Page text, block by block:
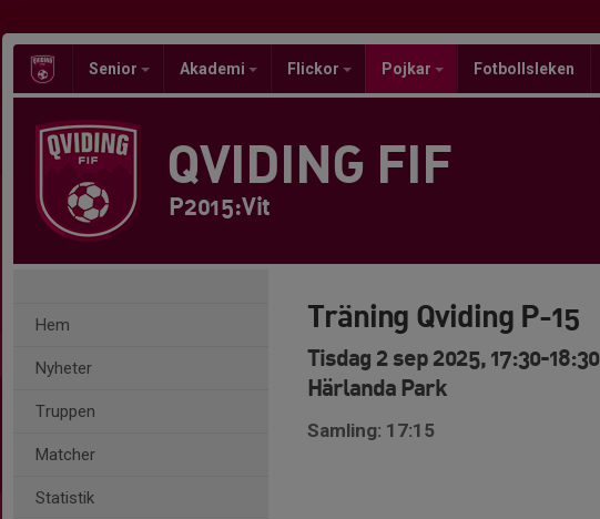
Senior Akademi Flickor Pojkar Fotbollsleken
QVIDING FIF
P2015:Vit
Hem
Nyheter
Truppen
Matcher
Statistik
Träning Qviding P-15
Tisdag 2 sep 2025, 17:30-18:30
Härlanda Park
Samling: 17:15